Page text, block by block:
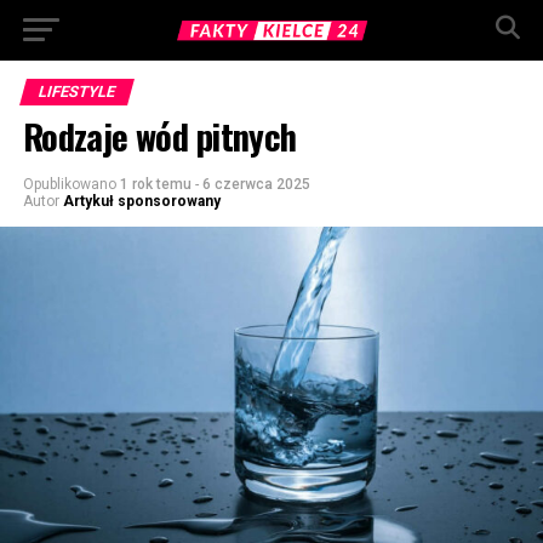
LIFESTYLE
Rodzaje wód pitnych
Opublikowano 1 rok temu - 6 czerwca 2025
Autor Artykuł sponsorowany